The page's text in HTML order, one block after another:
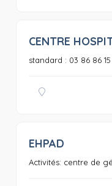
CENTRE
standard : 03 86 86
EHPAD
Activités: centre de